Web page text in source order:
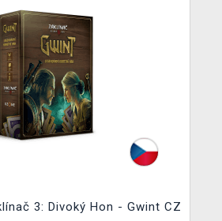
3: Divoký Hon - Gwint CZ